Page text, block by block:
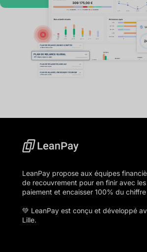
LeanPay propose aux équipes
de recouvrement pour en finir avec
paiement et encaisser 100% du
💚 LeanPay est conçu et développé
Lille.